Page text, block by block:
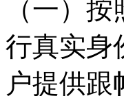
（一）
行真实身
户提供跟